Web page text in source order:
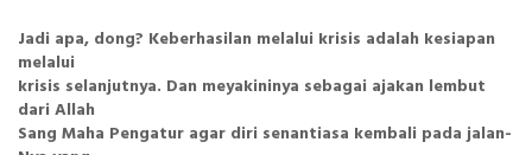
Jadi apa, dong? Keberhasilan melalui krisis adalah kesiapan
melalui
krisis selanjutnya. Dan meyakininya sebagai ajakan lembut
dari Allah
Sang Maha Pengatur agar diri senantiasa kembali pada jalan-